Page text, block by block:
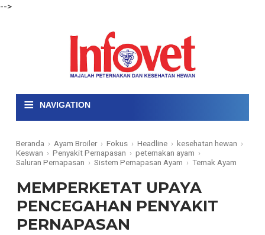
-->
≡ NAVIGATION
Beranda › Ayam Broiler › Fokus › Headline › kesehatan hewan ›
Keswan › Penyakit Pernapasan › peternakan ayam ›
Saluran Pernapasan › Sistem Pernapasan Ayam › Ternak Ayam
MEMPERKETAT UPAYA
PENCEGAHAN PENYAKIT
PERNAPASAN